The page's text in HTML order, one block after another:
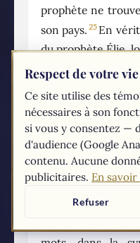
prophète ne
son pays. 25 En
du prophète Élie,
demi le ciel retint
beaucoup de
ne fut envoyé vers
bien dans la ville
Sidon, chez une
du prophète
lépreux en Israël
Respect de votre
Ce site utilise des
nécessaires à son
si vous y consentez —
d'audience (Google
contenu. Aucune
publicitaires. En savoir
Refuser